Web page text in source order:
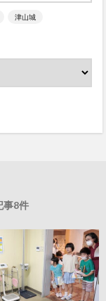
津山城
事8件